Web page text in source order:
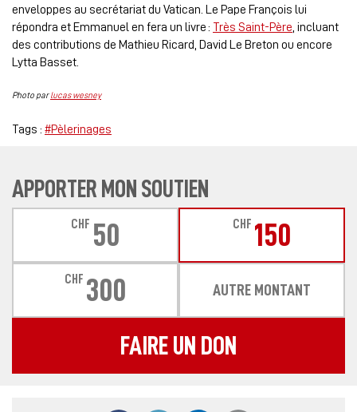
enveloppes au secrétariat du Vatican. Le Pape François lui
répondra et Emmanuel en fera un livre : Très Saint-Père, incluant
des contributions de Mathieu Ricard, David Le Breton ou encore
Lytta Basset.
Photo parlucas wesney
Tags : #Pèlerinages
APPORTER MON SOUTIEN
CHF 50 CHF 150
CHF 300 AUTRE MONTANT
FAIRE UN DON